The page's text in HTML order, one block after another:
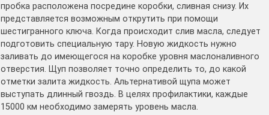
пробка расположена посредине коробки, сливная снизу. Их
представляется возможным открутить при помощи
шестигранного ключа. Когда происходит слив масла, следует
подготовить специальную тару. Новую жидкость нужно
заливать до имеющегося на коробке уровня маслоналивного
отверстия. Щуп позволяет точно определить то, до какой
отметки залита жидкость. Альтернативой щупа может
выступать длинный гвоздь. В целях профилактики, каждые
15000 км необходимо замерять уровень масла.